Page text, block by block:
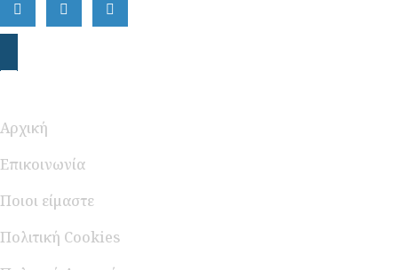
Περιήγηση
Αρχική
Επικοινωνία
Ποιοι είμαστε
Πολιτική Cookies